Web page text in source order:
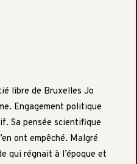
libre de Bruxelles Jo
Engagement politique
Sa pensée scientifique
ont empêché. Malgré
qui régnait à l’époque et